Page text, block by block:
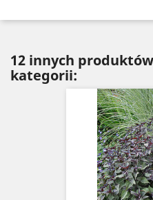
12 innych
kategorii: